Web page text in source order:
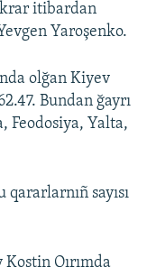
itibardan
Yaroşenko.
olğan Kiyev
Bundan ğayrı
Feodosiya, Yalta,
qararlarnıñ sayısı
Qırımda